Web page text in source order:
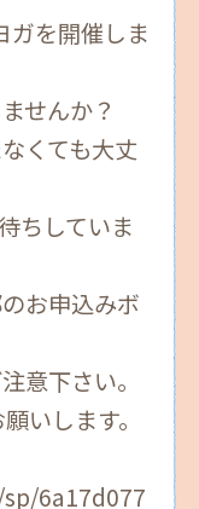
ガを開催しま
せんか？
くても大丈
ちしていま
お申込みボ
意下さい。
いします。
6a17d077